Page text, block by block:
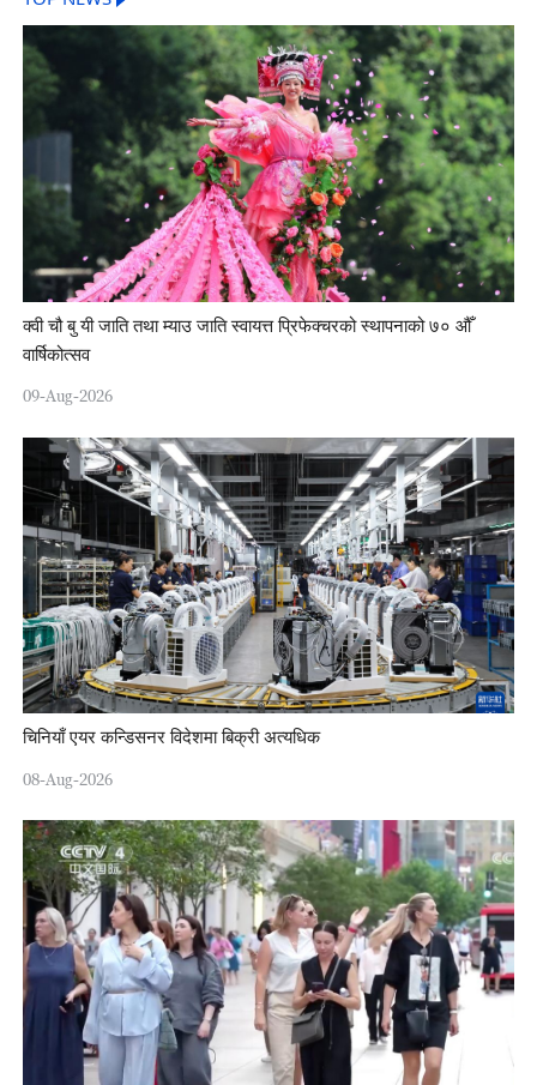
क्वी चौ बु यी जाति तथा म्याउ जाति स्वायत्त प्रिफेक्चरको स्थापनाको ७० औँ
वार्षिकोत्सव
09-Aug-2026
चिनियाँ एयर कन्डिसनर विदेशमा बिक्री अत्यधिक
08-Aug-2026